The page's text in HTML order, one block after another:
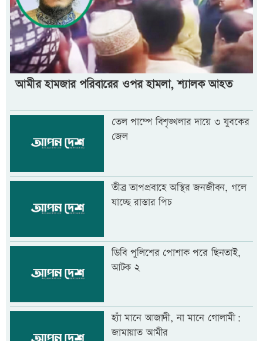
আমীর হামজার পরিবারের ওপর হামলা, শ্যালক আহত
তেল পাম্পে বিশৃঙ্খলার দায়ে ৩ যুবকের
জেল
তীব্র তাপপ্রবাহে অস্থির জনজীবন, গলে
যাচ্ছে রাস্তার পিচ
ডিবি পুলিশের পোশাক পরে ছিনতাই,
আটক ২
হ্যাঁ মানে আজাদী, না মানে গোলামী:
জামায়াত আমীর